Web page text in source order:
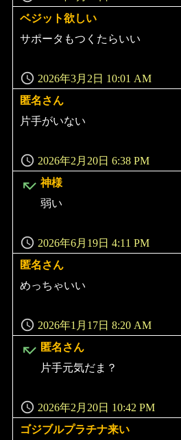
ベジット欲しい
よ
り:
2026年3月2日 10:01 AM
サポータもつくたらいい
匿名さん
よ
り:
2026年2月20日 6:38 PM
片手がいない
神様
よ
2026年6月19日 4:11 PM
弱い
匿名さん
よ
り:
2026年1月17日 8:20 AM
めっちゃいい
匿名さん
よ
2026年2月20日 10:42 PM
片手元気だま？
ゴジブルプラチナ来い
よ